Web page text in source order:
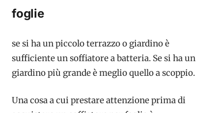
foglie
se si ha un piccolo terrazzo o giardino è
sufficiente un soffiatore a batteria. Se si ha un
giardino più grande è meglio quello a scoppio.
Una cosa a cui prestare attenzione prima di